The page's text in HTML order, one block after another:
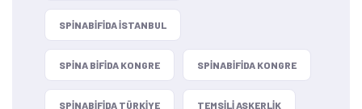
SPINABIFIDA ISTANBUL
SPINA BIFIDA KONGRE SPINABIFIDA KONGRE
SPINABIFIDA TÜRKIYE TEMSILI ASKERLIK